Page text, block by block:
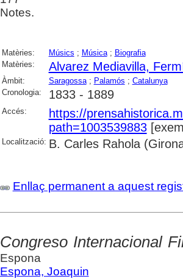
Notes.
Matèries: Músics ; Música; Biografia
Matèries:
Alvarez Mediavilla,
Àmbit: Saragossa; Palamós ; Catalunya
Cronologia:
1833 - 1889
Accés:
https://
path=1003539883
Localització: B. Carles Rahola
Enllaç permanent a aquest
Congreso Internacional
Espona
Espona, Joaquin